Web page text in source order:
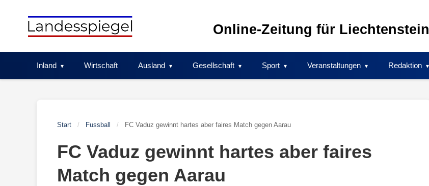
Online-Zeitung für Liechtenstein
Inland Wirtschaft Ausland Gesellschaft Sport Veranstaltungen Redaktion
Start / Fussball / FC Vaduz gewinnt hartes aber faires Match gegen Aarau
FC Vaduz gewinnt hartes aber faires
Match gegen Aarau